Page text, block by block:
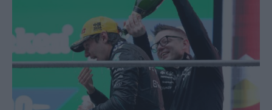
mononews.gr
submitting